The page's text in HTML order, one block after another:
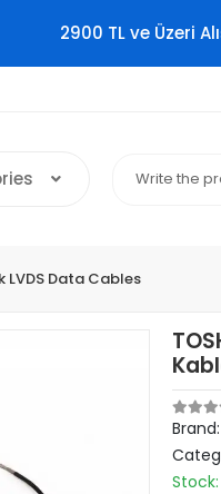
2900 TL ve Üzeri
LVDS Data Cables
Brand:
Stock: